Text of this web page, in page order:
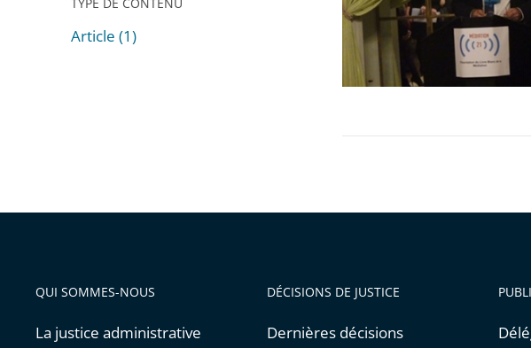
TYPE DE CONTENU
Article (1)
Médiation
QUI SOMMES-NOUS
La justice administrative
DÉCISIONS DE JUSTICE
Dernières décisions